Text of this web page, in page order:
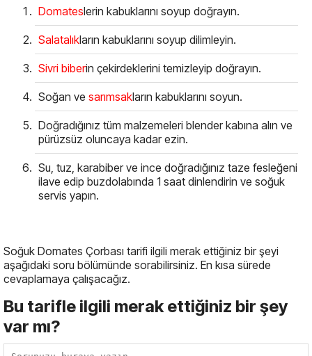
Domateslerin kabuklarını soyup doğrayın.
Salatalıkların kabuklarını soyup dilimleyin.
Sivri biberin çekirdeklerini temizleyip doğrayın.
Soğan ve sarımsakların kabuklarını soyun.
Doğradığınız tüm malzemeleri blender kabına alın ve
pürüzsüz oluncaya kadar ezin.
Su, tuz, karabiber ve ince doğradığınız taze fesleğeni
ilave edip buzdolabında 1 saat dinlendirin ve soğuk
servis yapın.
Soğuk Domates Çorbası tarifi ilgili merak ettiğiniz bir şeyi
aşağıdaki soru bölümünde sorabilirsiniz. En kısa sürede
cevaplamaya çalışacağız.
Bu tarifle ilgili merak ettiğiniz bir şey
var mı?